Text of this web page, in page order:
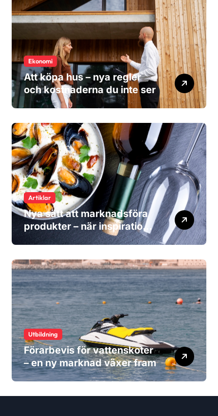
Ekonomi
Att köpa hus – nya regler
och kostnaderna du inte ser
Artiklar
Nya sätt att marknadsföra
produkter – när inspiration
blir viktigare än reklam
Utbildning
Förarbevis för vattenskoter
– en ny marknad växer fram